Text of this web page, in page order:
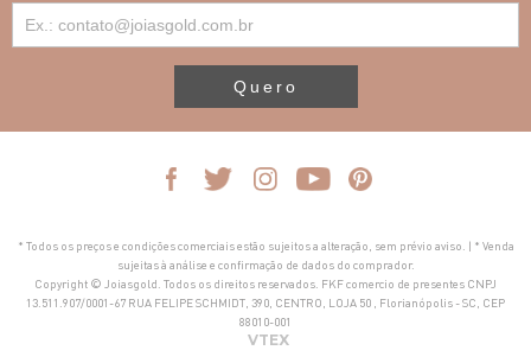
Quero
* Todos os preços e condições comerciais estão sujeitos a alteração, sem prévio aviso. | * Venda
sujeitas à análise e confirmação de dados do comprador.
Copyright © Joiasgold. Todos os direitos reservados. FKF comercio de presentes CNPJ
13.511.907/0001-67 RUA FELIPE SCHMIDT, 390, CENTRO, LOJA 50 , Florianópolis - SC, CEP
88010-001
VTEX